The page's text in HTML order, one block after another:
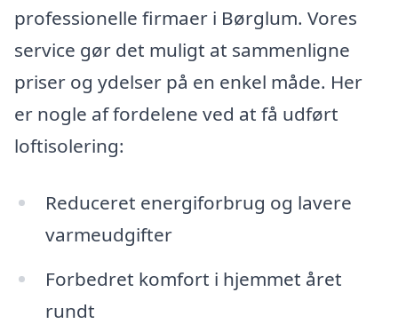
professionelle firmaer i Børglum. Vores
service gør det muligt at sammenligne
priser og ydelser på en enkel måde. Her
er nogle af fordelene ved at få udført
loftisolering:
Reduceret energiforbrug og lavere
varmeudgifter
Forbedret komfort i hjemmet året
rundt